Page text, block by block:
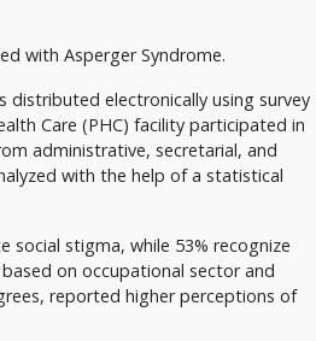
with Asperger Syndrome.
electronically using survey
Care (PHC) facility participated in
administrative, secretarial, and
with the help of a statistical
social stigma, while 53% recognize
on occupational sector and
reported higher perceptions of